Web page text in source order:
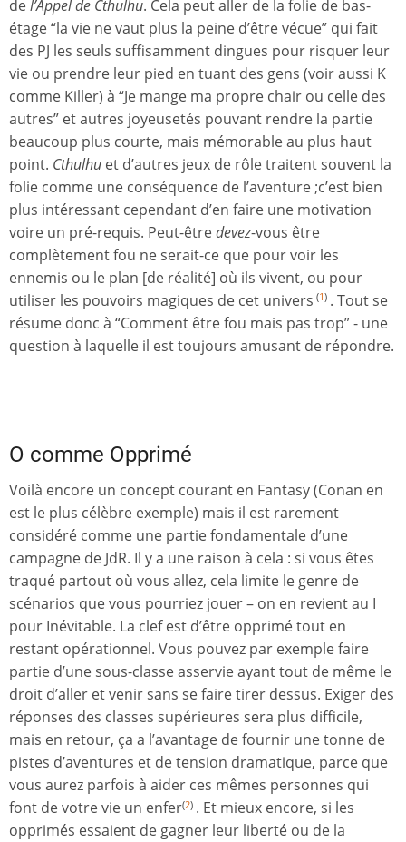
del’Appel de Cthulhu. Cela peut aller de la folie de bas-
étage “la vie ne vaut plus la peine d’être vécue” qui fait
des PJ les seuls suffisamment dingues pour risquer leur
vie ou prendre leur pied en tuant des gens (voir aussi K
comme Killer) à “Je mange ma propre chair ou celle des
autres” et autres joyeusetés pouvant rendre la partie
beaucoup plus courte, mais mémorable au plus haut
point. Cthulhu et d’autres jeux de rôle traitent souvent la
folie comme une conséquence de l’aventure ;c’est bien
plus intéressant cependant d’en faire une motivation
voire un pré-requis. Peut-êtredevez-vous être
complètement fou ne serait-ce que pour voir les
ennemis ou le plan [de réalité] où ils vivent, ou pour
utiliser les pouvoirs magiques de cet univers (1) . Tout se
résume donc à “Comment être fou mais pas trop” - une
question à laquelle il est toujours amusant de répondre.
O comme Opprimé
Voilà encore un concept courant en Fantasy (Conan en
est le plus célèbre exemple) mais il est rarement
considéré comme une partie fondamentale d’une
campagne de JdR. Il y a une raison à cela : si vous êtes
traqué partout où vous allez, cela limite le genre de
scénarios que vous pourriez jouer – on en revient au I
pour Inévitable. La clef est d’être opprimé tout en
restant opérationnel. Vous pouvez par exemple faire
partie d’une sous-classe asservie ayant tout de même le
droit d’aller et venir sans se faire tirer dessus. Exiger des
réponses des classes supérieures sera plus difficile,
mais en retour, ça a l’avantage de fournir une tonne de
pistes d’aventures et de tension dramatique, parce que
vous aurez parfois à aider ces mêmes personnes qui
font de votre vie un enfer(2) . Et mieux encore, si les
opprimés essaient de gagner leur liberté ou de la